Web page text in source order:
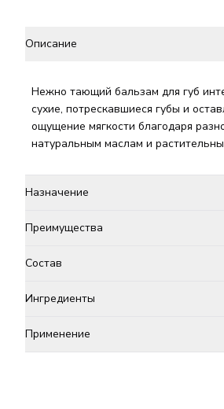
Описание
Нежно тающий бальзам для губ
сухие, потрескавшиеся губы и
ощущение мягкости благодаря
натуральным маслам и
Назначение
Преимущества
Состав
Ингредиенты
Применение